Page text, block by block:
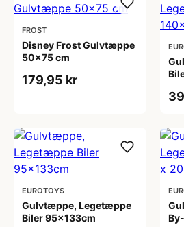
FROST
Disney Frost Gulvtæppe
50x75 cm
179,95 kr
EUROTOYS
Gulvtæppe, Legetæppe
Biler 95x133cm